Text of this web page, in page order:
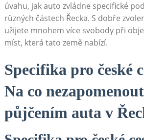
úvahu, jak auto zvládne specifické
různých částech Řecka. S dobře
užijete mnohem více svobody při
míst, která tato země nabízí.
Specifika pro české
Na co
půjčením auta v